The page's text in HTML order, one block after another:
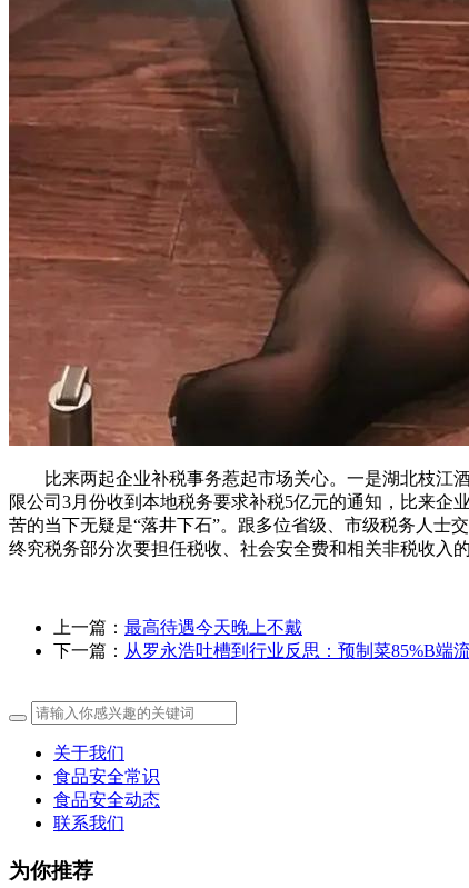
比来两起企业补税事务惹起市场关心。一是湖北枝江酒
限公司3月份收到本地税务要求补税5亿元的通知，比来
苦的当下无疑是“落井下石”。跟多位省级、市级税务人士
终究税务部分次要担任税收、社会安全费和相关非税收入
上一篇： 最高待遇今天晚上不戴
下一篇： 从罗永浩吐槽到行业反思：预制菜85%B端
关于我们
食品安全常识
食品安全动态
联系我们
为你推荐